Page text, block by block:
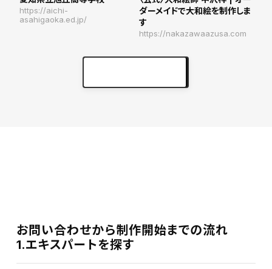
https://aichi-
asahigaoka.ed.jp/
ダーメイドで大和絵を制作しま
す
https://nakazawaazusa.com
お問い合わせから制作開始までの流れ
1.エキスパートを探す